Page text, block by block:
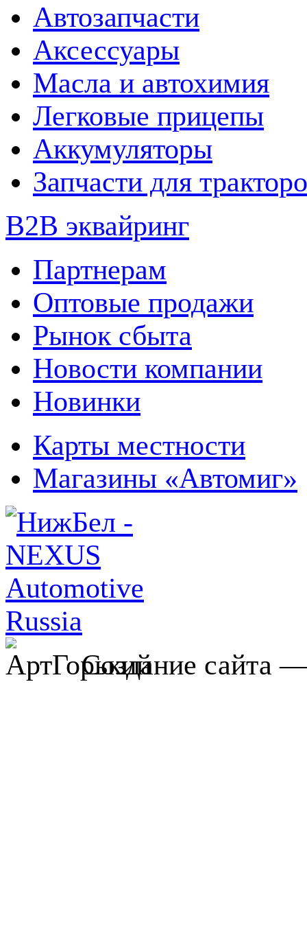
Автозапчасти
Аксессуары
Масла и автохимия
Легковые прицепы
Аккумуляторы
Запчасти для
B2B эквайринг
Партнерам
Оптовые продажи
Рынок сбыта
Новости компании
Новинки
Карты местности
Магазины «Автомиг»
Создание сайта